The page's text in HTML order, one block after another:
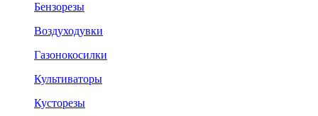
Бензорезы
Воздуходувки
Газонокосилки
Культиваторы
Кусторезы